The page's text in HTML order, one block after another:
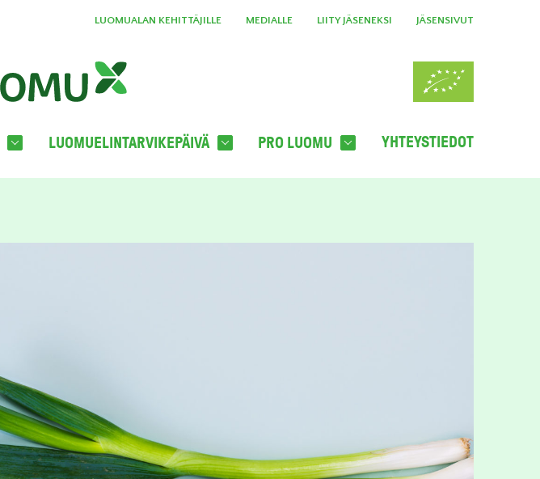
LUOMUALAN KEHITTÄJILLE MEDIALLE LIITY JÄSENEKSI JÄSENSIVUT
LUOMUELINTARVIKEPÄIVÄ PRO LUOMU YHTEYSTIEDOT